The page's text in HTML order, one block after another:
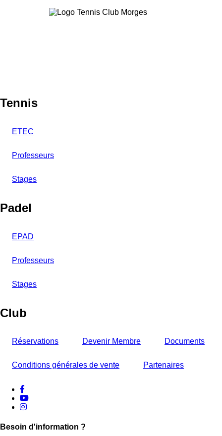
Tennis
ETEC
Professeurs
Stages
Padel
EPAD
Professeurs
Stages
Club
Réservations Devenir Membre Documents
Conditions générales de vente Partenaires
Youtube
instagram
Besoin d'information ?